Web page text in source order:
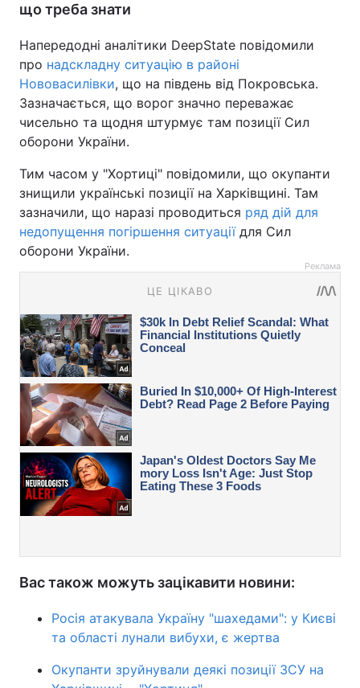
що треба знати
Напередодні аналітики DeepState повідомили
про надскладну ситуацію в районі
Нововасилівки, що на південь від Покровська.
Зазначається, що ворог значно переважає
чисельно та щодня штурмує там позиції Сил
оборони України.
Тим часом у "Хортиці" повідомили, що окупанти
знищили українські позиції на Харківщині. Там
зазначили, що наразі проводиться ряд дій для
недопущення погіршення ситуаціїдля Сил
оборони України.
Реклама
Вас також можуть зацікавити новини:
Росія атакувала Україну "шахедами": у Києві
та області лунали вибухи, є жертва
Окупанти зруйнували деякі позиції ЗСУ на